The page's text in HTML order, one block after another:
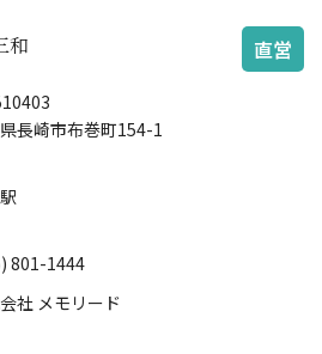
和 直営
長崎市布巻町154-1
801-1444
社 メモリード